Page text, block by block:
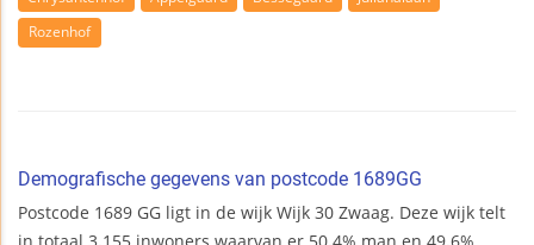
Rozenhof
Demografische gegevens van postcode 1689GG
Postcode 1689 GG ligt in de wijk Wijk 30 Zwaag. Deze wijk telt